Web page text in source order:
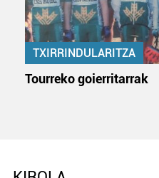
TXIRRINDULARITZA
Tourreko goierritarrak